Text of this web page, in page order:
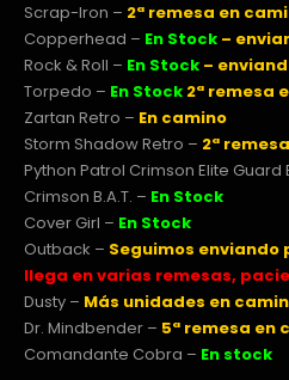
Scrap-Iron – 2ª remesa en
Copperhead – En Stock –
Rock & Roll – En Stock –
Torpedo – En Stock 2ª remesa
Zartan Retro – En camino
Storm Shadow Retro – 2ª
Python Patrol Crimson Elite Guard
Crimson B.A.T. – En Stock
Cover Girl – En Stock
Outback – Seguimos
llega en varias remesas,
Dusty – Más unidades en
Dr. Mindbender – 5ª remesa en
Comandante Cobra – En stock